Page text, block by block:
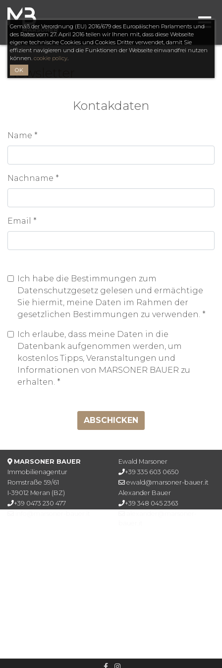
Newsletter
Kontakdaten
Name *
Nachname *
Email *
Ich habe die Bestimmungen zum
Datenschutzgesetz gelesen und ermächtige
Sie hiermit, meine Daten im Rahmen der
gesetzlichen Bestimmungen zu verwenden. *
Ich erlaube, dass meine Daten in die
Datenbank aufgenommen werden, um
kostenlos Tipps, Veranstaltungen und
Informationen von MARSONER BAUER zu
erhalten. *
ABSCHICKEN
MARSONER BAUER
Immobilienagentur
Romstraße 59/61
I-39012 Meran (BZ)
+39 0473 230 477
Ewald Marsoner
+39 335 603 0650
ewald@marsoner-bauer.it
Alexander Bauer
+39 348 045 2363
Gemäß der Verordnung (EU) 2016/679 des Europäischen Parlaments und
des Rates vom 27. April 2016 teilen wir Ihnen mit, dass diese Webseite
eigene technische Cookies und Cookies Dritter verwendet, damit Sie
effizient navigieren und die Funktionen der Webseite einwandfrei nutzen
können. cookie policy.
OK